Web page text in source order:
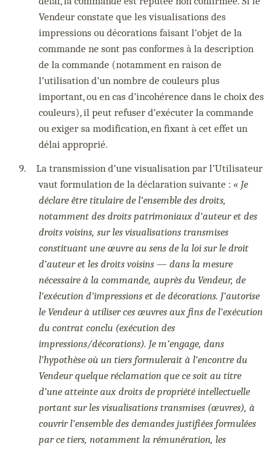
Vendeur constate que les visualisations des
impressions ou décorations faisant l’objet de la
commande ne sont pas conformes à la description
de la commande (notamment en raison de
l’utilisation d’un nombre de couleurs plus
important, ou en cas d’incohérence dans le choix des
couleurs), il peut refuser d’exécuter la commande
ou exiger sa modification, en fixant à cet effet un
délai approprié.
9.
La transmission d’une visualisation par l’Utilisateur
vaut formulation de la déclaration suivante : « Je
déclare être titulaire de l’ensemble des droits,
notamment des droits patrimoniaux d’auteur et des
droits voisins, sur les visualisations transmises
constituant une œuvre au sens de la loi sur le droit
d’auteur et les droits voisins — dans la mesure
nécessaire à la commande, auprès du Vendeur, de
l’exécution d’impressions et de décorations. J’autorise
le Vendeur à utiliser ces œuvres aux fins de l’exécution
du contrat conclu (exécution des
impressions/décorations). Je m’engage, dans
l’hypothèse où un tiers formulerait à l’encontre du
Vendeur quelque réclamation que ce soit au titre
d’une atteinte aux droits de propriété intellectuelle
portant sur les visualisations transmises (œuvres), à
couvrir l’ensemble des demandes justifiées formulées
par ce tiers, notamment la rémunération, les